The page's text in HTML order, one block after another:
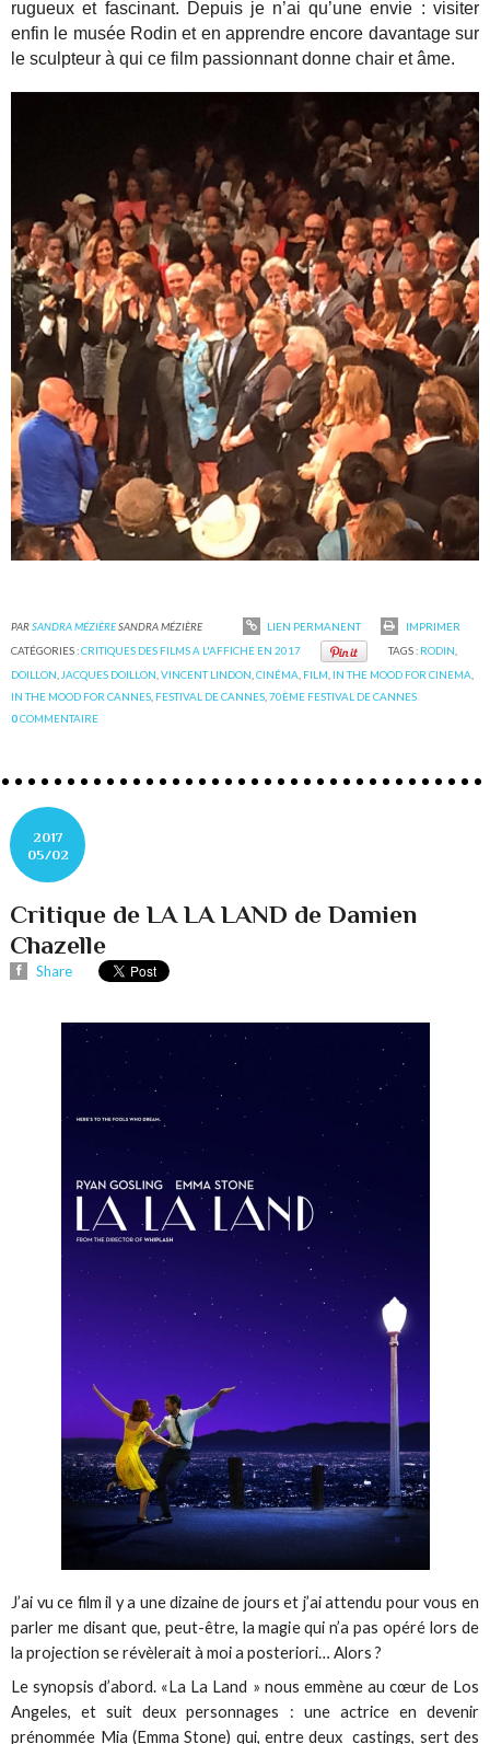
rugueux et fascinant. Depuis je n’ai qu’une envie : visiter
enfin le musée Rodin et en apprendre encore davantage sur
le sculpteur à qui ce film passionnant donne chair et âme.
PARSANDRA MÉZIÈRESANDRA MÉZIÈRE LIEN PERMANENT
IMPRIMER
CATÉGORIES :CRITIQUES DES FILMS A L'AFFICHE EN 2017 TAGS : RODIN
DOILLON JACQUES DOILLON ,VINCENT LINDON ,CINÉMA FILM IN THE MOOD FOR CINEMA
IN THE MOOD FOR CANNES FESTIVAL DE CANNES ,70ÈME FESTIVAL DE CANNES
0COMMENTAIRE
2017
05/02
Critique de LA LA LAND de Damien
Chazelle
Share
J’ai vu ce film il y a une dizaine de jours et j’ai attendu pour vous en
parler me disant que, peut-être, la magie qui n’a pas opéré lors de
la projection se révèlerait à moi a posteriori… Alors ?
Le synopsis d’abord. «La La Land » nous emmène au cœur de Los
Angeles, et suit deux personnages : une actrice en devenir
prénommée Mia (Emma Stone) qui, entre deux castings, sert des